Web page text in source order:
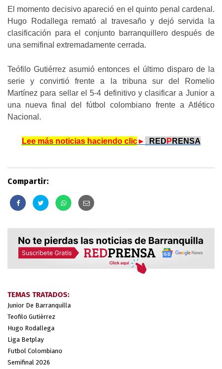
El momento decisivo apareció en el quinto penal cardenal.
Hugo Rodallega remató al travesaño y dejó servida la
clasificación para el conjunto barranquillero después de
una semifinal extremadamente cerrada.
Teófilo Gutiérrez asumió entonces el último disparo de la
serie y convirtió frente a la tribuna sur del Romelio
Martínez para sellar el 5-4 definitivo y clasificar a Junior a
una nueva final del fútbol colombiano frente a Atlético
Nacional.
Lee más noticias haciendo clic► RED P RENSA
Compartir:
TEMAS TRATADOS:
Junior De Barranquilla
Teofilo Gutiérrez
Hugo Rodallega
Liga Betplay
Futbol Colombiano
Semifinal 2026